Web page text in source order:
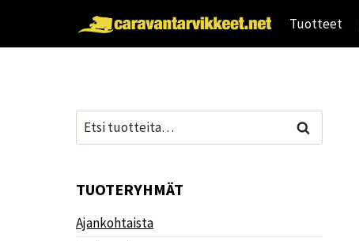
Tuotteet
Etsi: Haku
TUOTERYHMÄT
Ajankohtaista